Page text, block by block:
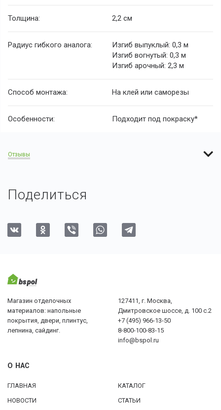
Толщина: 2,2 см
Радиус гибкого аналога:
Изгиб выпуклый: 0,3 м
Изгиб вогнутый: 0,3 м
Изгиб арочный: 2,3 м
Способ монтажа: На клей или саморезы
Особенности: Подходит под покраску*
Отзывы
Поделиться
Магазин отделочных
материалов: напольные
покрытия, двери, плинтус,
лепнина, сайдинг.
127411, г. Москва,
Дмитровское шоссе, д. 100 с.2
+7 (495) 966-13-50
8-800-100-83-15
info@bspol.ru
О НАС
ГЛАВНАЯ
КАТАЛОГ
НОВОСТИ
СТАТЬИ